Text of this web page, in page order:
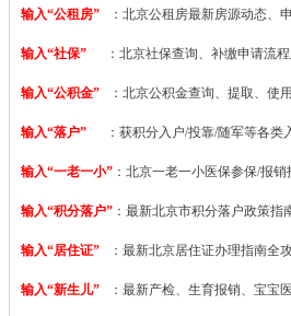
输入“公租房” ：北京公租房最新房源动态、
输入“社保” ：北京社保查询、补缴申请流程
输入“公积金” ：北京公积金查询、提取、使
输入“落户” ：获积分入户/投靠/随军等各类
输入“一老一小” ：北京一老一小医保参保/报销
输入“积分落户” ：最新北京市积分落户政策指
输入“居住证” ：最新北京居住证办理指南全
输入“新生儿” ：最新产检、生育报销、宝宝